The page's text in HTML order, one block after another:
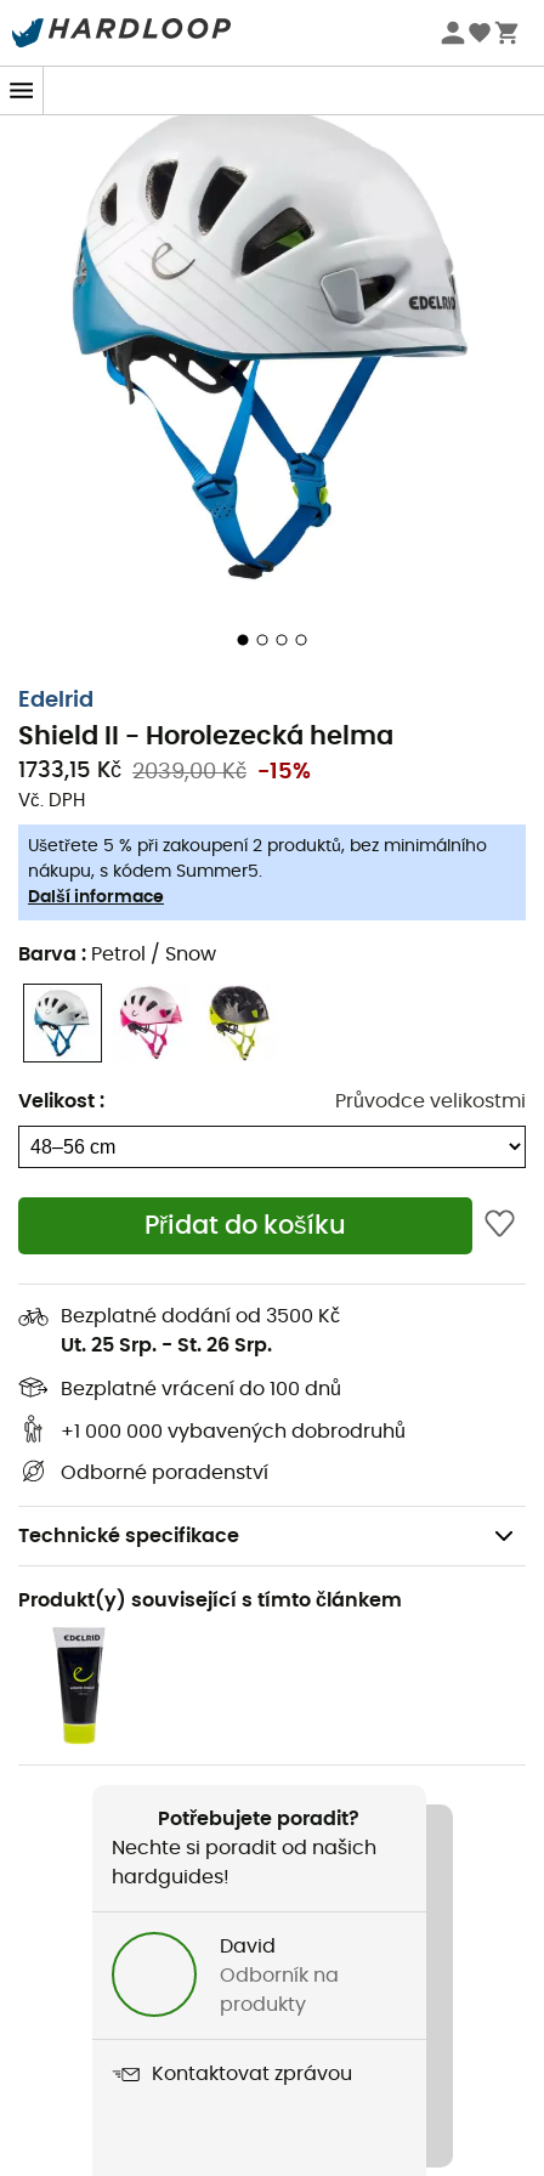
Letní akce 🔥 -5 % EXTRA při nákupu 2 produktů* s kódem
Edelrid
Shield II - Horolezecká helma
1733,15 Kč 2039,00 Kč -15%
Vč. DPH
Ušetřete 5 % při zakoupení 2 produktů, bez minimálního
nákupu, s kódem Summer5.
Další informace
Barva : Petrol / Snow
Velikost : Průvodce velikostmi
Přidat do košíku
Bezplatné dodání od 3500 Kč
Ut. 25 Srp. - St. 26 Srp.
Bezplatné vrácení do 100 dnů
+1 000 000 vybavených dobrodruhů
Odborné poradenství
Technické specifikace
Doporučené pro
Sportovní lezení
Pohlaví
Pánské / Dámské
Hmotnost
Název produktu
EN 12492, UIAA 106
Produkt(y) související s tímto článkem
Potřebujete poradit?
Nechte si poradit od našich
hardguides!
David
Odborník na
produkty
Kontaktovat zprávou